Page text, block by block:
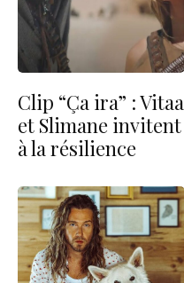
Clip “Ça ira” : Vitaa
et Slimane invitent
à la résilience